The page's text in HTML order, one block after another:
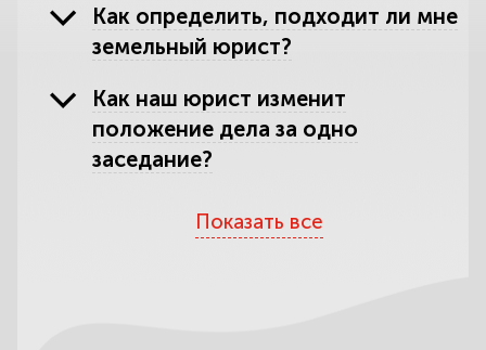
Как определить, подходит ли мне
земельный юрист?
Как наш юрист изменит
положение дела за одно
заседание?
Перечень наших услуг
Показать все